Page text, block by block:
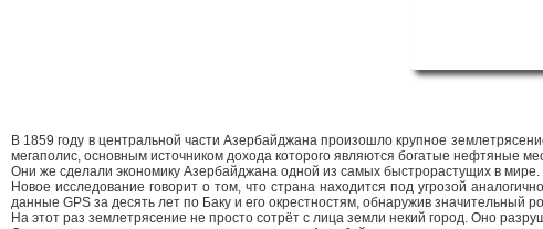
В 1859 году в центральной части Азербайджана произошло крупное
мегаполис, основным источником дохода которого являются богатые нефтяные
Они же сделали экономику Азербайджана одной из самых быстрорастущих в мире.
Новое исследование говорит о том, что страна находится под угрозой
данные GPS за десять лет по Баку и его окрестностям, обнаружив значительный
На этот раз землетрясение не просто сотрёт с лица земли некий город. Оно